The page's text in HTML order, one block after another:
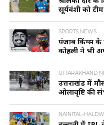
सूर्यवंशी को
SPORTS NEWS
पंजाब किंग्स के
कोहली ने भी
UTTARAKHAND
उत्तराखंड में
ओलावृष्टि की
NAINITAL-